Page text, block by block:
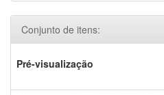
Conjunto de itens:
Pré-visualização